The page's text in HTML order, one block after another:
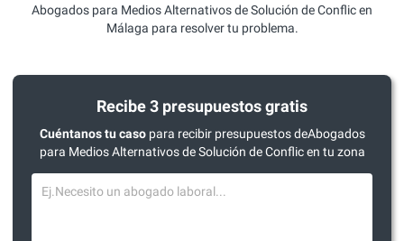
Abogados para Medios Alternativos de Solución de Conflic en
Málaga para resolver tu problema.
Recibe 3 presupuestos gratis
Cuéntanos tu casopara recibir presupuestos deAbogados
para Medios Alternativos de Solución de Conflic en tu zona